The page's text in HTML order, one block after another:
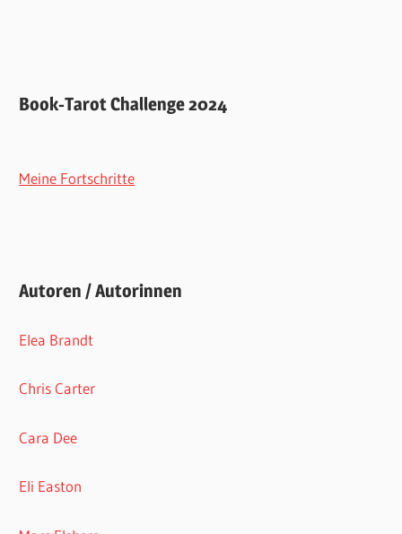
Book-Tarot Challenge 2024
Meine Fortschritte
Autoren / Autorinnen
Elea Brandt
Chris Carter
Cara Dee
Eli Easton